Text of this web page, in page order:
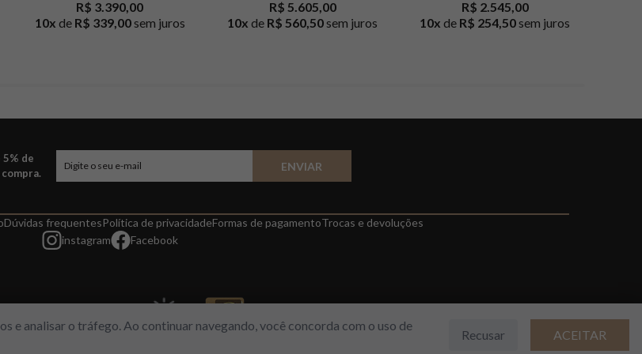
R$ 3.390,00
10x de R$ 339,00sem juros
R$ 5.605,00
10x de R$ 560,50sem juros
R$ 2.545,00
10x de R$ 254,50sem juros
e analisar o tráfego. Ao continuar navegando, você concorda com o uso de
Recusar ACEITAR
de
ENVIAR
Dúvidas frequentesPolítica de privacidadeFormas de pagamentoTrocas e devoluções
instagram
Facebook
113 – Freguesia/RJ | CNPJ 14964149/001-03